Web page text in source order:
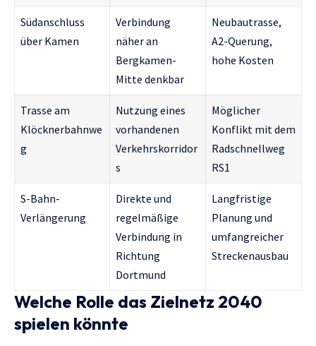
Südanschluss
über Kamen
Verbindung
näher an
Bergkamen-
Mitte denkbar
Neubautrasse,
A2-Querung,
hohe Kosten
Trasse am
Klöcknerbahnwe
g
Nutzung eines
vorhandenen
Verkehrskorridor
s
Möglicher
Konflikt mit dem
Radschnellweg
RS1
S-Bahn-
Verlängerung
Direkte und
regelmäßige
Verbindung in
Richtung
Dortmund
Langfristige
Planung und
umfangreicher
Streckenausbau
Welche Rolle das Zielnetz 2040
spielen könnte